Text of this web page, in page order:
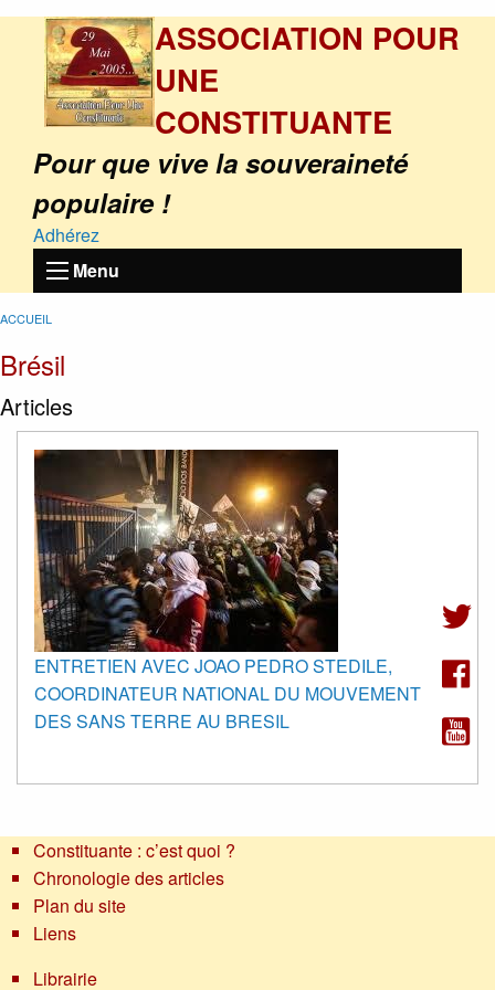
ASSOCIATION POUR
UNE
CONSTITUANTE
Pour que vive la souveraineté
populaire !
Adhérez
Menu
ACCUEIL
Brésil
Articles
ENTRETIEN AVEC JOAO PEDRO STEDILE,
COORDINATEUR NATIONAL DU MOUVEMENT
DES SANS TERRE AU BRESIL
Constituante : c’est quoi ?
Chronologie des articles
Plan du site
Liens
Librairie